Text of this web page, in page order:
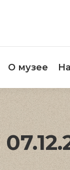
О музее